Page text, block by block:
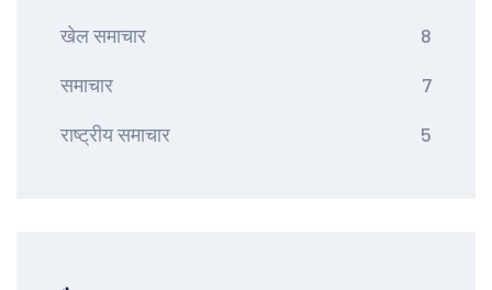
खेल समाचार 8
समाचार 7
राष्ट्रीय समाचार 5